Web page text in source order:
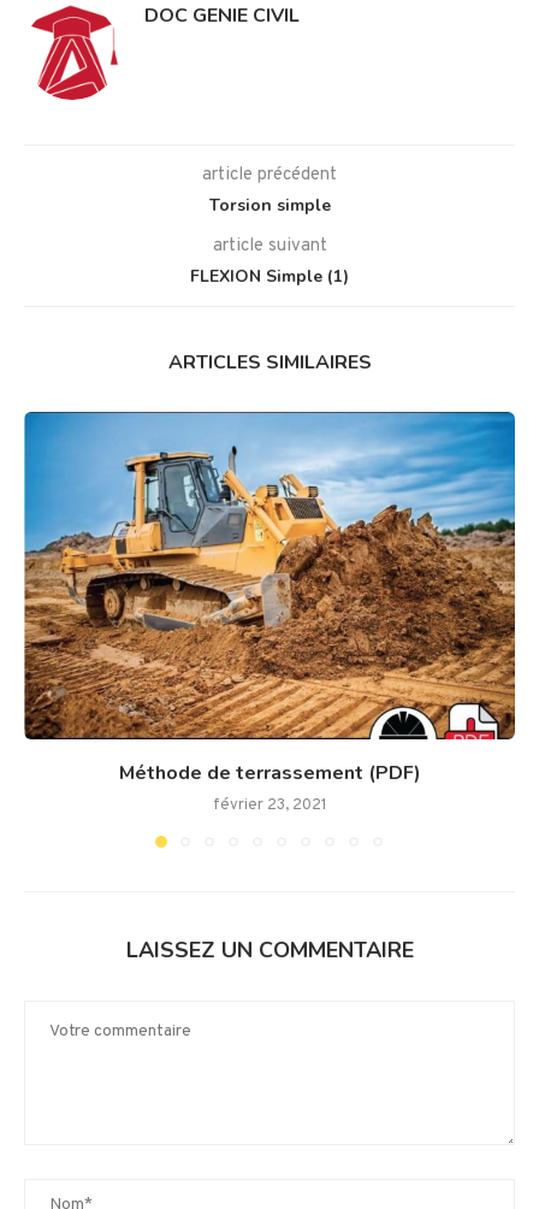
DOC GENIE CIVIL
article précédent
Torsion simple
article suivant
FLEXION Simple (1)
ARTICLES SIMILAIRES
Méthode de terrassement (PDF)
février 23, 2021
LAISSEZ UN COMMENTAIRE